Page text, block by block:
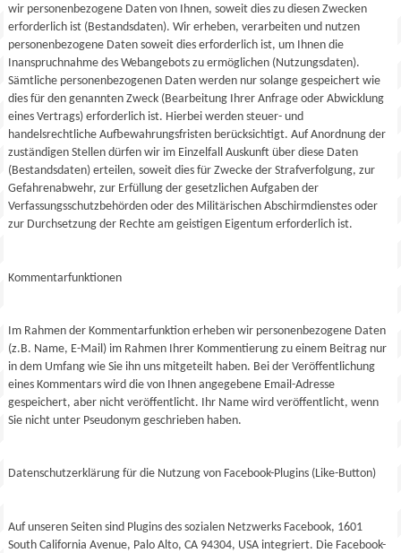
wir personenbezogene Daten von Ihnen, soweit dies zu diesen Zwecken
erforderlich ist (Bestandsdaten). Wir erheben, verarbeiten und nutzen
personenbezogene Daten soweit dies erforderlich ist, um Ihnen die
Inanspruchnahme des Webangebots zu ermöglichen (Nutzungsdaten).
Sämtliche personenbezogenen Daten werden nur solange gespeichert wie
dies für den genannten Zweck (Bearbeitung Ihrer Anfrage oder Abwicklung
eines Vertrags) erforderlich ist. Hierbei werden steuer- und
handelsrechtliche Aufbewahrungsfristen berücksichtigt. Auf Anordnung der
zuständigen Stellen dürfen wir im Einzelfall Auskunft über diese Daten
(Bestandsdaten) erteilen, soweit dies für Zwecke der Strafverfolgung, zur
Gefahrenabwehr, zur Erfüllung der gesetzlichen Aufgaben der
Verfassungsschutzbehörden oder des Militärischen Abschirmdienstes oder
zur Durchsetzung der Rechte am geistigen Eigentum erforderlich ist.
Kommentarfunktionen
Im Rahmen der Kommentarfunktion erheben wir personenbezogene Daten
(z.B. Name, E-Mail) im Rahmen Ihrer Kommentierung zu einem Beitrag nur
in dem Umfang wie Sie ihn uns mitgeteilt haben. Bei der Veröffentlichung
eines Kommentars wird die von Ihnen angegebene Email-Adresse
gespeichert, aber nicht veröffentlicht. Ihr Name wird veröffentlicht, wenn
Sie nicht unter Pseudonym geschrieben haben.
Datenschutzerklärung für die Nutzung von Facebook-Plugins (Like-Button)
Auf unseren Seiten sind Plugins des sozialen Netzwerks Facebook, 1601
South California Avenue, Palo Alto, CA 94304, USA integriert. Die Facebook-